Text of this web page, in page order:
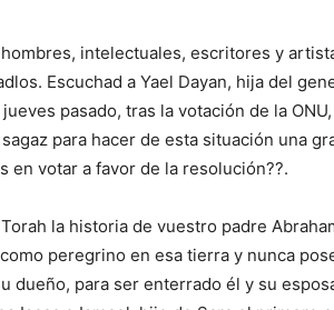
intelectuales, escritores y
Escuchad a Yael Dayan, hija del
pasado, tras la votación de la
para hacer de esta situación una
en votar a favor de la resolución??.
la historia de vuestro padre
peregrino en esa tierra y nunca
dueño, para ser enterrado él y su